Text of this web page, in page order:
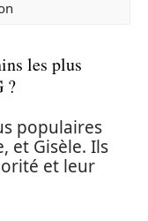
les plus
?
populaires
et Gisèle. Ils
et leur